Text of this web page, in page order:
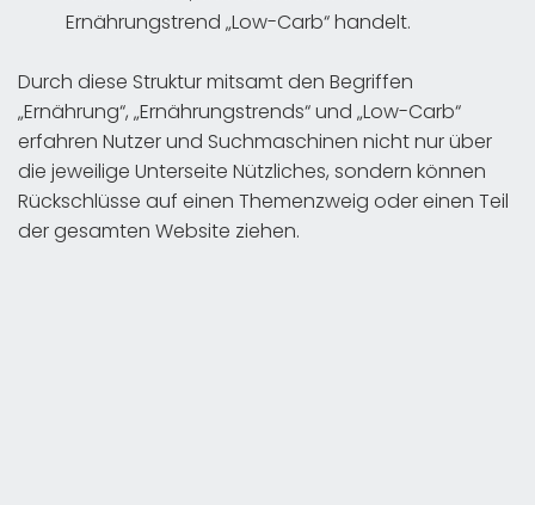
Ernährungstrend „Low-Carb“ handelt.
Durch diese Struktur mitsamt den Begriffen
„Ernährung“, „Ernährungstrends“ und „Low-Carb“
erfahren Nutzer und Suchmaschinen nicht nur über
die jeweilige Unterseite Nützliches, sondern können
Rückschlüsse auf einen Themenzweig oder einen Teil
der gesamten Website ziehen.